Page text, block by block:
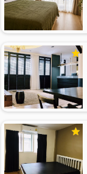
English